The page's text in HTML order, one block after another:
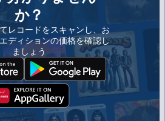
か？
レコードをスキャンし、お
ディションの価格を確認し
ましょう